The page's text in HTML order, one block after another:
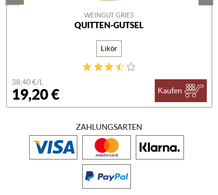
WEINGUT GRIES
QUITTEN-GUTSEL
Likör
38,40 €/L
19,20 € Kaufen
ZAHLUNGSARTEN